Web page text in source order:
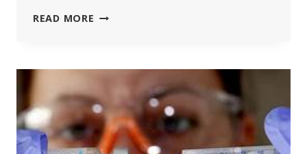
READ MORE POGODBE
INDUSTRIJE
IN
GROŽNJA
JAVNEMU
ZDRAVJU